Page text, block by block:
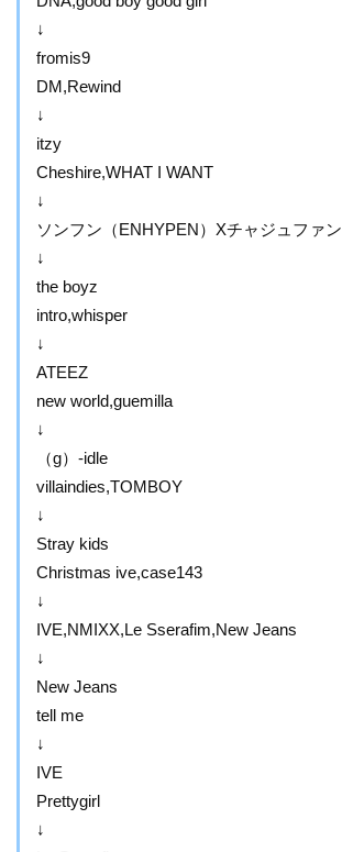
↓
fromis9
DM,Rewind
↓
itzy
Cheshire,WHAT I WANT
↓
ソンフン（ENHYPEN）Xチャジュファン
↓
the boyz
intro,whisper
↓
ATEEZ
new world,guemilla
↓
（g）-idle
villaindies,TOMBOY
↓
Stray kids
Christmas ive,case143
↓
IVE,NMIXX,Le Sserafim,New Jeans
↓
New Jeans
tell me
↓
IVE
Prettygirl
↓